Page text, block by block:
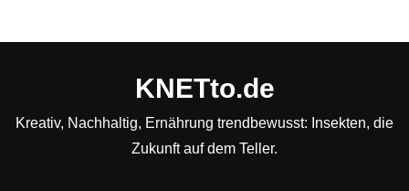
KNETto.de
Kreativ, Nachhaltig, Ernährung trendbewusst: Insekten, die
Zukunft auf dem Teller.